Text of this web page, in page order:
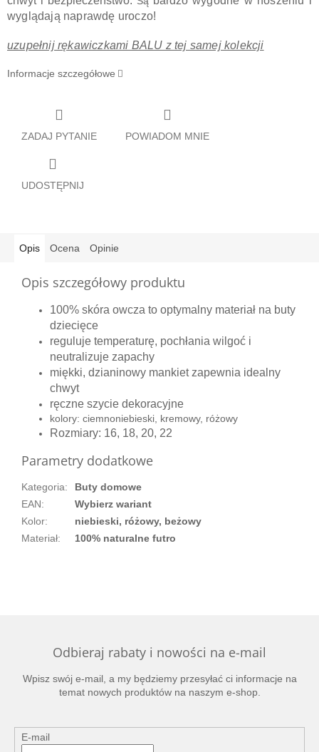
wyglądają naprawdę uroczo!
uzupełnij rękawiczkami BALU z tej samej kolekcji
Informacje szczegółowe
ZADAJ PYTANIE POWIADOM MNIE
UDOSTĘPNIJ
Opis Ocena Opinie
Opis szczegółowy produktu
100% skóra owcza to optymalny materiał na buty
dziecięce
reguluje temperaturę, pochłania wilgoć i
neutralizuje zapachy
miękki, dzianinowy mankiet zapewnia idealny
chwyt
ręczne szycie dekoracyjne
kolory: ciemnoniebieski, kremowy, różowy
Rozmiary: 16, 18, 20, 22
Parametry dodatkowe
Kategoria:
Buty domowe
EAN:
Wybierz wariant
Kolor:
niebieski, różowy, beżowy
Materiał: 100% naturalne futro
Odbieraj rabaty i nowości na e-mail
Wpisz swój e-mail, a my będziemy przesyłać ci informacje na
temat nowych produktów na naszym e-shop.
E-mail